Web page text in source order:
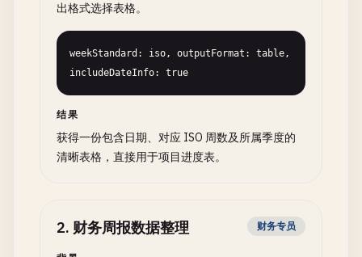
出格式选择表格。
weekStandard: iso, outputFormat: table,
includeDateInfo: true
结果
获得一份包含日期、对应 ISO 周数及所属季度的
清晰表格，直接用于项目进度表。
2. 财务周报数据整理 财务专员